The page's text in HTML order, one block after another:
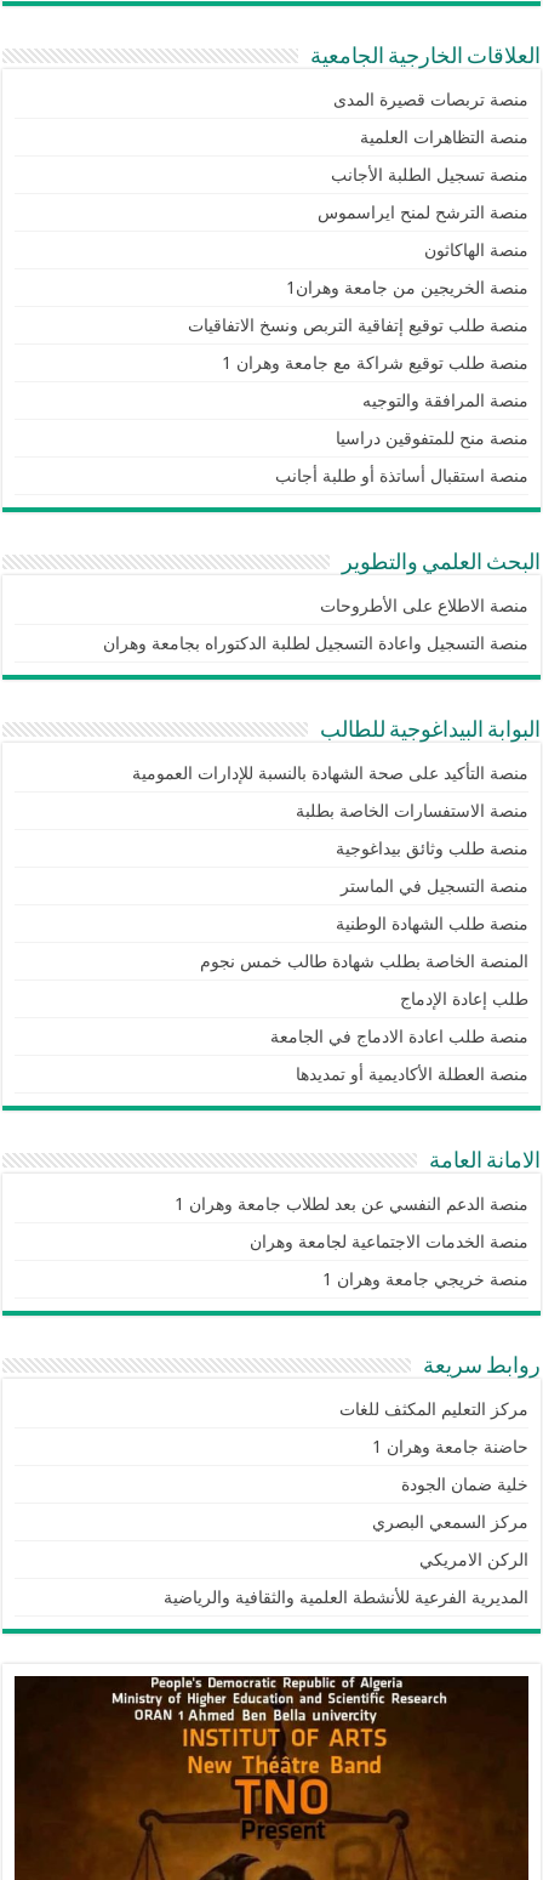
العلاقات الخارجية الجامعية
منصة تربصات قصيرة المدى
منصة التظاهرات العلمية
منصة تسجيل الطلبة الأجانب
منصة الترشح لمنح ايراسموس
منصة الهاكاثون
منصة الخريجين من جامعة وهران1
منصة طلب توقيع إتفاقية التربص ونسخ الاتفاقيات
منصة طلب توقيع شراكة مع جامعة وهران 1
منصة المرافقة والتوجيه
منصة منح للمتفوقين دراسيا
منصة استقبال أساتذة أو طلبة أجانب
البحث العلمي والتطوير
منصة الاطلاع على الأطروحات
منصة التسجيل واعادة التسجيل لطلبة الدكتوراه بجامعة وهران
البوابة البيداغوجية للطالب
منصة التأكيد على صحة الشهادة بالنسبة للإدارات العمومية
منصة الاستفسارات الخاصة بطلبة
منصة طلب وثائق بيداغوجية
منصة التسجيل في الماستر
منصة طلب الشهادة الوطنية
المنصة الخاصة بطلب شهادة طالب خمس نجوم
طلب إعادة الإدماج
منصة طلب اعادة الادماج في الجامعة
منصة العطلة الأكاديمية أو تمديدها
الامانة العامة
منصة الدعم النفسي عن بعد لطلاب جامعة وهران 1
منصة الخدمات الاجتماعية لجامعة وهران
منصة خريجي جامعة وهران 1
روابط سريعة
مركز التعليم المكثف للغات
حاضنة جامعة وهران 1
خلية ضمان الجودة
مركز السمعي البصري
الركن الامريكي
المديرية الفرعية للأنشطة العلمية والثقافية والرياضية